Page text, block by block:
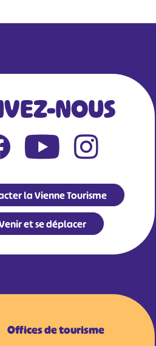
NOUS
la Vienne Tourisme
et se déplacer
Offices de tourisme